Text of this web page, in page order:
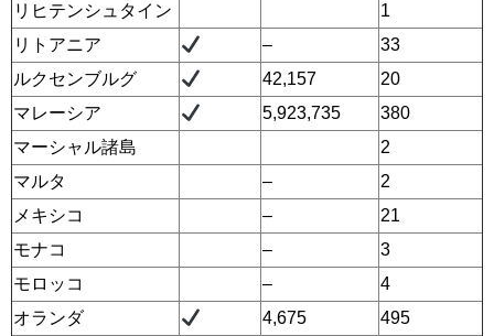
リヒテンシュタイン
1
リトアニア
–
33
ルクセンブルグ
42,157
20
マレーシア
5,923,735
380
マーシャル諸島
2
マルタ
–
2
メキシコ
–
21
モナコ
–
3
モロッコ
–
4
オランダ
4,675
495